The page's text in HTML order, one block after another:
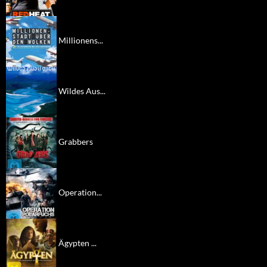
Millionens...
Wildes Aus...
Grabbers
Operation...
Ägypten ...